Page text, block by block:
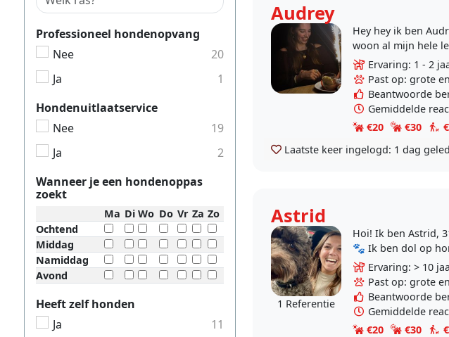
Audrey
Hey hey ik ben
woon al mijn hele
met mijn eigen
oud). Ik..
Ervaring: 1 - 2
Past op: grote
Beantwoorde
Gemiddelde
€20
€30
Laatste keer ingelogd: 1 dag
Astrid
1 Referentie
Hoi! Ik ben Astrid,
🐾 Ik ben dol op
altijd één gehad.
Ervaring: > 10
Past op: grote
Beantwoorde
Gemiddelde
€20
€30
Professioneel hondenopvang
Nee
20
Ja
1
Hondenuitlaatservice
Nee
19
Ja
2
Wanneer je een hondenoppas
zoekt
Ma Di Wo Do Vr Za Zo
Ochtend
Middag
Namiddag
Avond
Heeft zelf honden
Ja
11